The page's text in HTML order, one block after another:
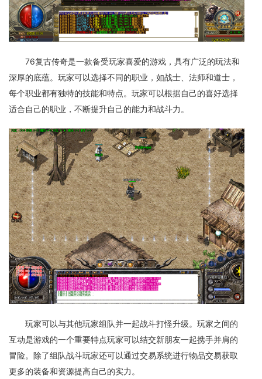
76复古传奇是一款备受玩家喜爱的游戏，具有广泛的玩法和
深厚的底蕴。玩家可以选择不同的职业，如战士、法师和道士，
每个职业都有独特的技能和特点。玩家可以根据自己的喜好选择
适合自己的职业，不断提升自己的能力和战斗力。
玩家可以与其他玩家组队并一起战斗打怪升级。玩家之间的
互动是游戏的一个重要特点玩家可以结交新朋友一起携手并肩的
冒险。除了组队战斗玩家还可以通过交易系统进行物品交易获取
更多的装备和资源提高自己的实力。